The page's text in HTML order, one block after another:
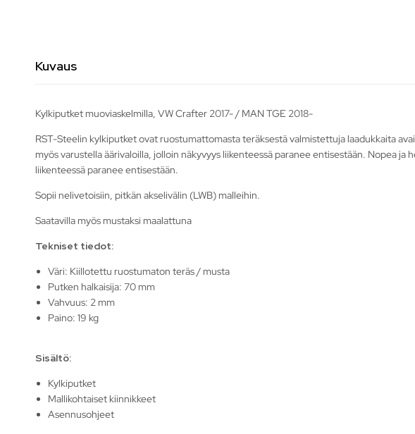
Kuvaus
Kylkiputket muoviaskelmilla, VW Crafter 2017- / MAN TGE 2018-
RST-Steelin kylkiputket ovat ruostumattomasta teräksestä valmistettuja laadukkaita
myös varustella äärivaloilla, jolloin näkyvyys liikenteessä paranee entisestään. Nopea
liikenteessä paranee entisestään.
Sopii nelivetoisiin, pitkän akselivälin (LWB) malleihin.
Saatavilla myös mustaksi maalattuna
Tekniset tiedot:
Väri: Kiillotettu ruostumaton teräs / musta
Putken halkaisija: 70 mm
Vahvuus: 2 mm
Paino: 19 kg
Sisältö:
Kylkiputket
Mallikohtaiset kiinnikkeet
Asennusohjeet